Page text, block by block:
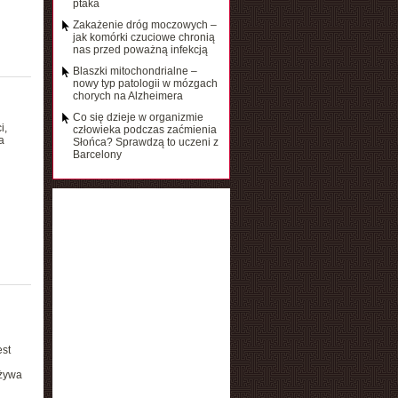
ptaka
Zakażenie dróg moczowych –
jak komórki czuciowe chronią
nas przed poważną infekcją
Blaszki mitochondrialne –
nowy typ patologii w mózgach
chorych na Alzheimera
Co się dzieje w organizmie
człowieka podczas zaćmienia
Słońca? Sprawdzą to uczeni z
Barcelony